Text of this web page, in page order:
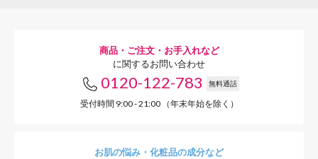
商品・ご注文・お手入れなど
に関するお問い合わせ
0120-122-783 無料通話
受付時間 9:00 - 21:00 （年末年始を除く）
お肌の悩み・化粧品の成分など